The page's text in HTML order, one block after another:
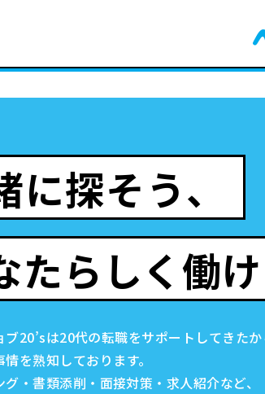
に探そう、
たらしく働
20’sは20代の転職をサポートしてきたか
情を熟知しております。
・書類添削・面接対策・求人紹介など、